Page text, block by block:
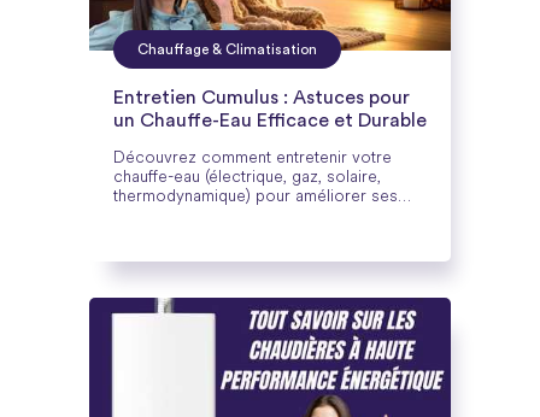
Chauffage & Climatisation
Entretien Cumulus : Astuces pour
un Chauffe-Eau Efficace et Durable
Découvrez comment entretenir votre
chauffe-eau (électrique, gaz, solaire,
thermodynamique) pour améliorer ses